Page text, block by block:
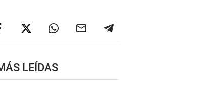
LEÍDAS